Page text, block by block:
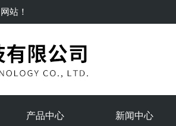
网站！
产品中心 新闻中心